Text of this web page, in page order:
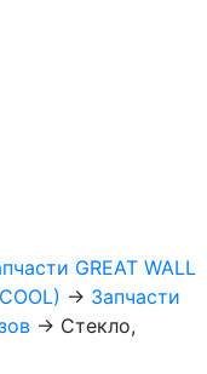
GREAT WALL
→ Запчасти
→ Стекло,